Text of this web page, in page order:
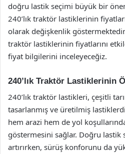
doğru lastik seçimi büyük bir
240’lık traktör lastiklerinin
olarak değişkenlik
traktör lastiklerinin fiyatlarını
fiyat bilgilerini inceleyeceğiz.
240’lık Traktör Lastiklerinin
240’lık traktör lastikleri, çeşitli
tasarlanmış ve üretilmiş
hem arazi hem de yol
göstermesini sağlar. Doğru lastik
artırırken, sürüş konforunu da